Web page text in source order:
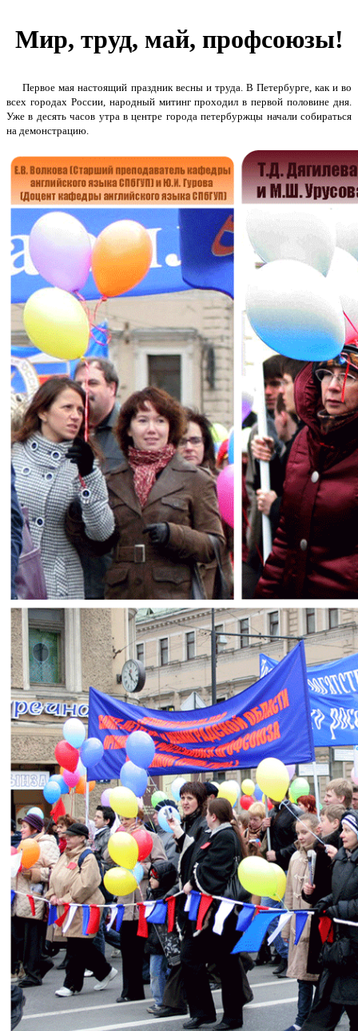
Мир, труд, май, профсоюзы!
Первое мая настоящий праздник весны и труда. В Петербурге, как и во
всех городах России, народный митинг проходил в первой половине дня.
Уже в десять часов утра в центре города петербуржцы начали собираться
на демонстрацию.